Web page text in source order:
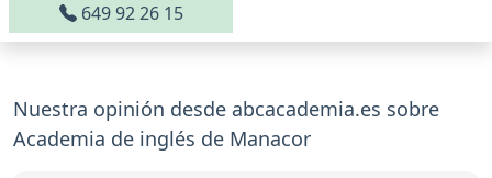
649 92 26 15
Nuestra opinión desde abcacademia.es sobre
Academia de inglés de Manacor